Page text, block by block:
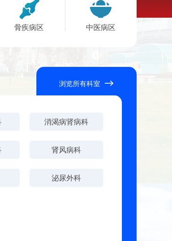
骨疾病区 中医病区
消渴病肾病科
肾风病科
泌尿外科
浏览所有科室